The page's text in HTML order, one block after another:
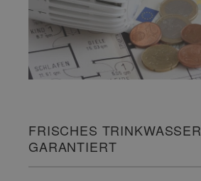
FRISCHES TRINKWASSER
GARANTIERT